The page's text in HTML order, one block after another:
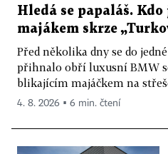
Hledá se papaláš.
majákem skrze
Před několika dny se do
přihnalo obří luxusní BMW
blikajícím majáčkem na
4. 8. 2026 ▪ 6 min. čtení